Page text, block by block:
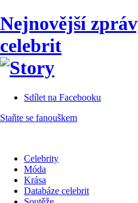
Nejnovější
celebrit
Sdílet na Facebooku
Staňte se fanouškem
Celebrity
Móda
Krása
Databáze celebrit